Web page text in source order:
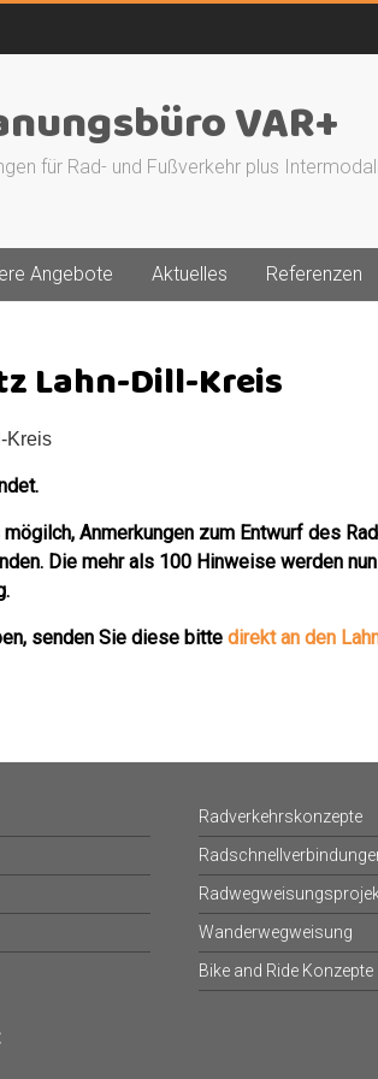
VAR+
für Rad- und Fußverkehr plus
Angebote Aktuelles Referenzen
Lahn-Dill-Kreis
Kreis
Anmerkungen zum Entwurf des
Die mehr als 100 Hinweise werden
senden Sie diese bitte direkt an den
Radverkehrskonzepte
Wanderwegweisung
Bike and Ride Konzepte